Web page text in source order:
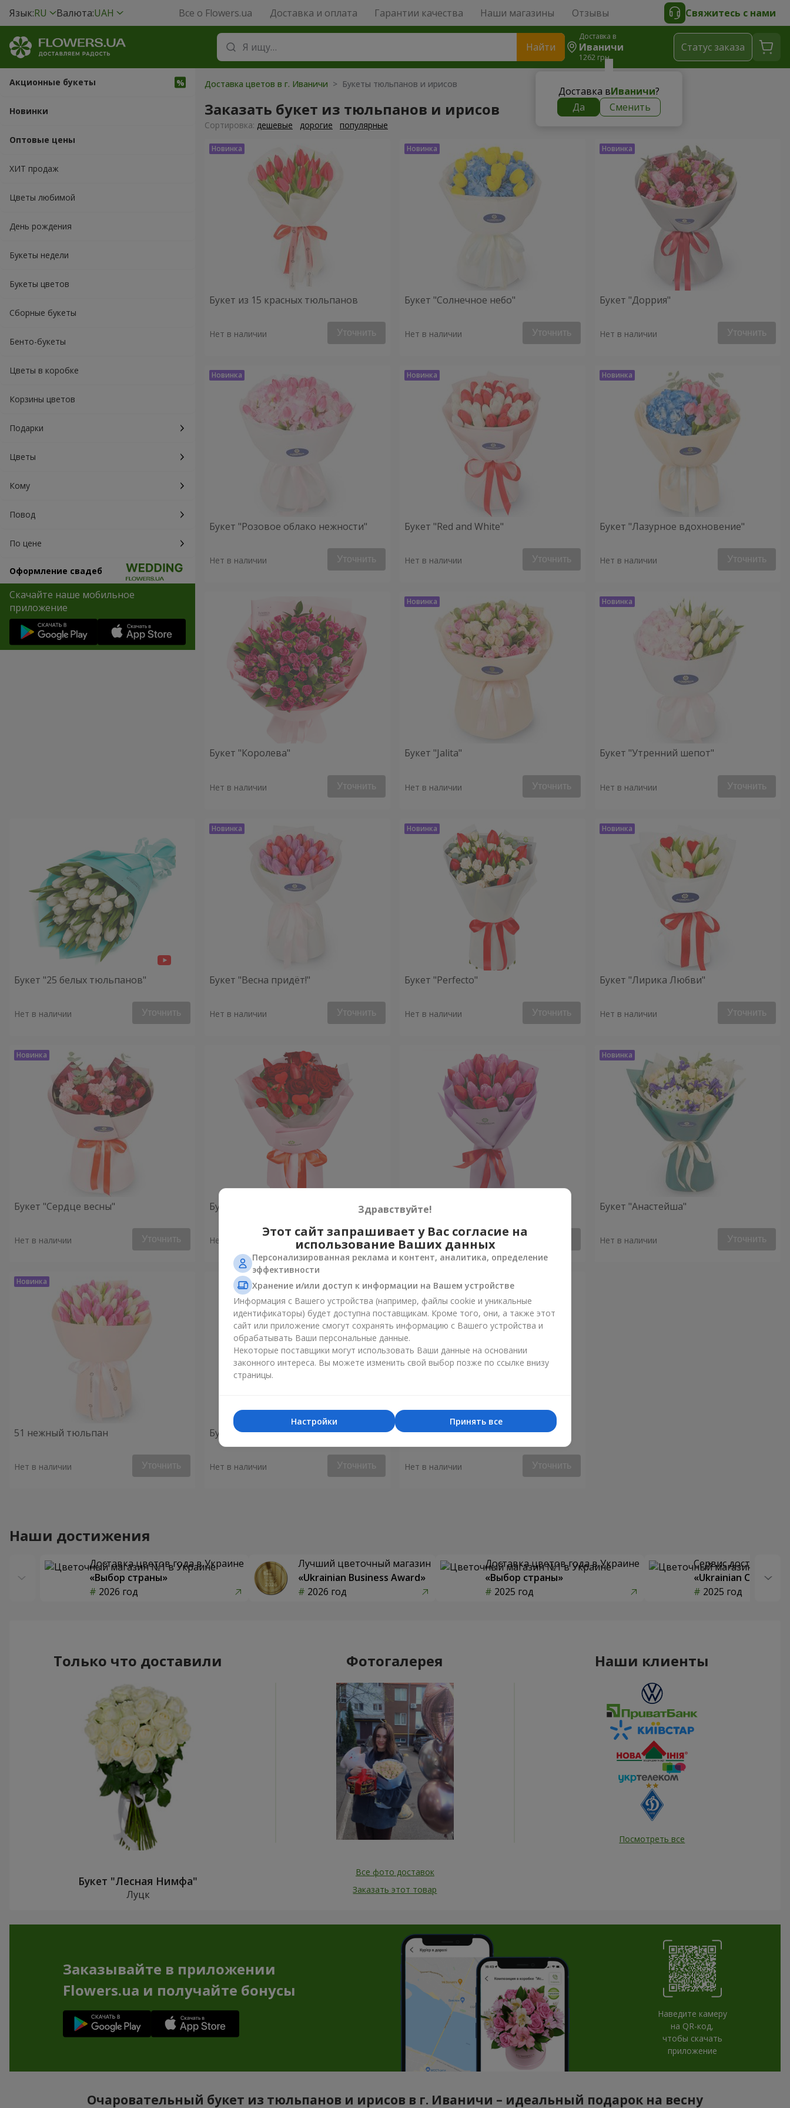
Язык:RU Валюта:UAH Все о Flowers.ua Доставка и оплата Гарантии качества Наши магазины Отзывы Свяжитесь с нами
Найти
Доставка в
Иваничи
1262 грн
Доставка вИваничи?
Да
Сменить
Cтатус заказа
Акционные букеты
Новинки
Оптовые цены
ХИТ продаж
Цветы любимой
День рождения
Букеты недели
Букеты цветов
Сборные букеты
Бенто-букеты
Цветы в коробке
Корзины цветов
Подарки
Цветы
Кому
Повод
По цене
Оформление свадеб
Скачайте наше мобильное
приложение
Доставка цветов в г. Иваничи > Букеты тюльпанов и ирисов
Заказать букет из тюльпанов и ирисов
Cортировка: дешевые дорогие популярные
Букет из 15 красных тюльпанов
Нет в наличии Уточнить
Букет "Солнечное небо"
Нет в наличии Уточнить
Букет "Доррия"
Нет в наличии Уточнить
Букет "Розовое облако нежности"
Нет в наличии Уточнить
Букет "Red and White"
Нет в наличии Уточнить
Букет "Лазурное вдохновение"
Нет в наличии Уточнить
Букет "Королева"
Нет в наличии Уточнить
Букет "Jalita"
Нет в наличии Уточнить
Букет "Утренний шепот"
Нет в наличии Уточнить
Букет "25 белых тюльпанов"
Нет в наличии Уточнить
Букет "Весна придёт!"
Нет в наличии Уточнить
Букет "Perfecto"
Нет в наличии Уточнить
Букет "Лирика Любви"
Нет в наличии Уточнить
Букет "Сердце весны"
Нет в наличии Уточнить
Букет "Монами"
Нет в наличии Уточнить
Букет "Теплые чувства"
Нет в наличии
Букет "Анастейша"
Нет в наличии Уточнить
51 нежный тюльпан
Нет в наличии Уточнить
Букет "Весенний ветер"
Нет в наличии Уточнить
Букет "Гальяно"
Нет в наличии Уточнить
Наши достижения
Доставка цветов года в Украине
«Выбор страны»
2026 год
Лучший цветочный магазин
«Ukrainian Business Award»
2026 год
Доставка цветов года в Украине
«Выбор страны»
2025 год
Сервис доставки
«Ukrainian Choice»
2025 год
Только что доставили
Букет "Лесная Нимфа"
Луцк
Фотогалерея
Все фото доставок
Заказать этот товар
Наши клиенты
Посмотреть все
Заказывайте в приложении
Flowers.ua и получайте бонусы
Наведите камеру
на QR-код,
чтобы скачать
приложение
Очаровательный букет из тюльпанов и ирисов в г. Иваничи – идеальный подарок на весну
Здравствуйте!
Этот сайт запрашивает у Вас согласие на
использование Ваших данных
Персонализированная реклама и контент, аналитика, определение
эффективности
Хранение и/или доступ к информации на Вашем устройстве
Информация с Вашего устройства (например, файлы cookie и уникальные
идентификаторы) будет доступна поставщикам. Кроме того, они, а также этот
сайт или приложение смогут сохранять информацию с Вашего устройства и
обрабатывать Ваши персональные данные.
Некоторые поставщики могут использовать Ваши данные на основании
законного интереса. Вы можете изменить свой выбор позже по ссылке внизу
страницы.
Принять все
Настройки